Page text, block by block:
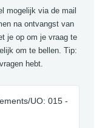
mogelijk via de mail
na ontvangst van
je op om je vraag te
om te bellen. Tip:
hebt.
UO: 015 -